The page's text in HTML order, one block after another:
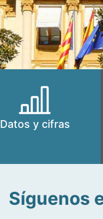
Datos y cifras
Síguenos